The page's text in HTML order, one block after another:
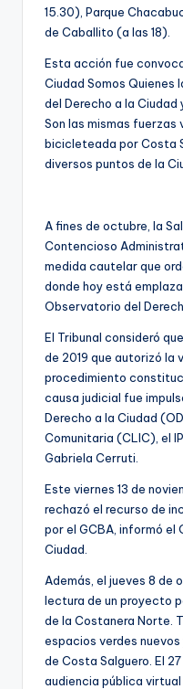
15.30), Parque
de Caballito (a las 18).
Esta acción fue
Ciudad Somos Quienes
del Derecho a la
Son las mismas fuerzas
bicicleteada por Costa
diversos puntos de la
A fines de octubre, la
Contencioso
medida cautelar que
donde hoy está
Observatorio del
El Tribunal consideró
de 2019 que autorizó la
procedimiento
causa judicial fue
Derecho a la Ciudad
Comunitaria (CLIC), el
Gabriela Cerruti.
Este viernes 13 de
rechazó el recurso de
por el GCBA, informó el
Ciudad.
Además, el jueves 8 de
lectura de un proyecto
de la Costanera Norte.
espacios verdes
de Costa Salguero. El
audiencia pública